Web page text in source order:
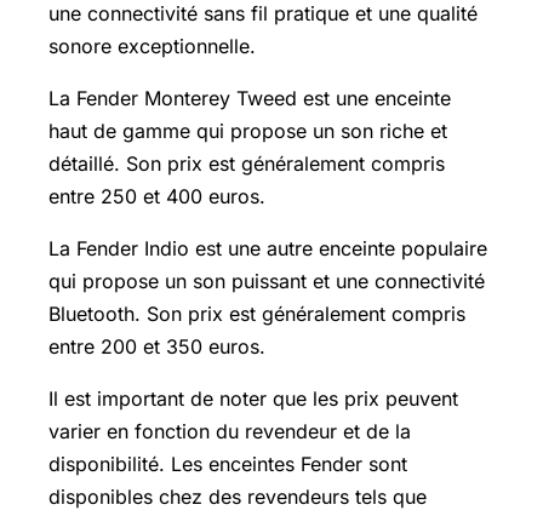
une connectivité sans fil pratique et une qualité
sonore exceptionnelle.
La Fender Monterey Tweed est une enceinte
haut de gamme qui propose un son riche et
détaillé. Son prix est généralement compris
entre 250 et 400 euros.
La Fender Indio est une autre enceinte populaire
qui propose un son puissant et une connectivité
Bluetooth. Son prix est généralement compris
entre 200 et 350 euros.
Il est important de noter que les prix peuvent
varier en fonction du revendeur et de la
disponibilité. Les enceintes Fender sont
disponibles chez des revendeurs tels que